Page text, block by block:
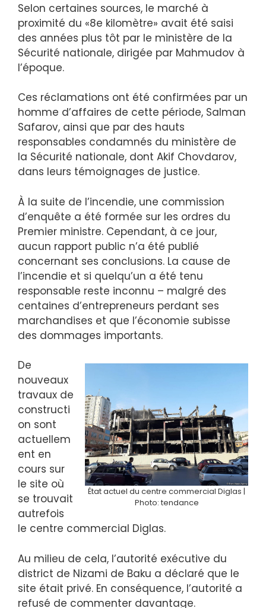
Selon certaines sources, le marché à
proximité du «8e kilomètre» avait été saisi
des années plus tôt par le ministère de la
Sécurité nationale, dirigée par Mahmudov à
l’époque.
Ces réclamations ont été confirmées par un
homme d’affaires de cette période, Salman
Safarov, ainsi que par des hauts
responsables condamnés du ministère de
la Sécurité nationale, dont Akif Chovdarov,
dans leurs témoignages de justice.
À la suite de l’incendie, une commission
d’enquête a été formée sur les ordres du
Premier ministre. Cependant, à ce jour,
aucun rapport public n’a été publié
concernant ses conclusions. La cause de
l’incendie et si quelqu’un a été tenu
responsable reste inconnu – malgré des
centaines d’entrepreneurs perdant ses
marchandises et que l’économie subisse
des dommages importants.
État actuel du centre commercial Diglas |
Photo: tendance
De
nouveaux
travaux de
constructi
on sont
actuellem
ent en
cours sur
le site où
se trouvait
autrefois
le centre commercial Diglas.
Au milieu de cela, l’autorité exécutive du
district de Nizami de Baku a déclaré que le
site était privé. En conséquence, l’autorité a
refusé de commenter davantage.